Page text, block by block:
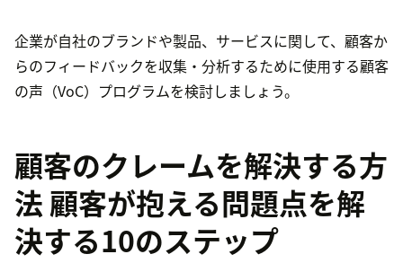
企業が自社のブランドや製品、サービスに関して、顧客か
らのフィードバックを収集・分析するために使用する顧客
の声（VoC）プログラムを検討しましょう。
顧客のクレームを解決する方
法 顧客が抱える問題点を解
決する10のステップ